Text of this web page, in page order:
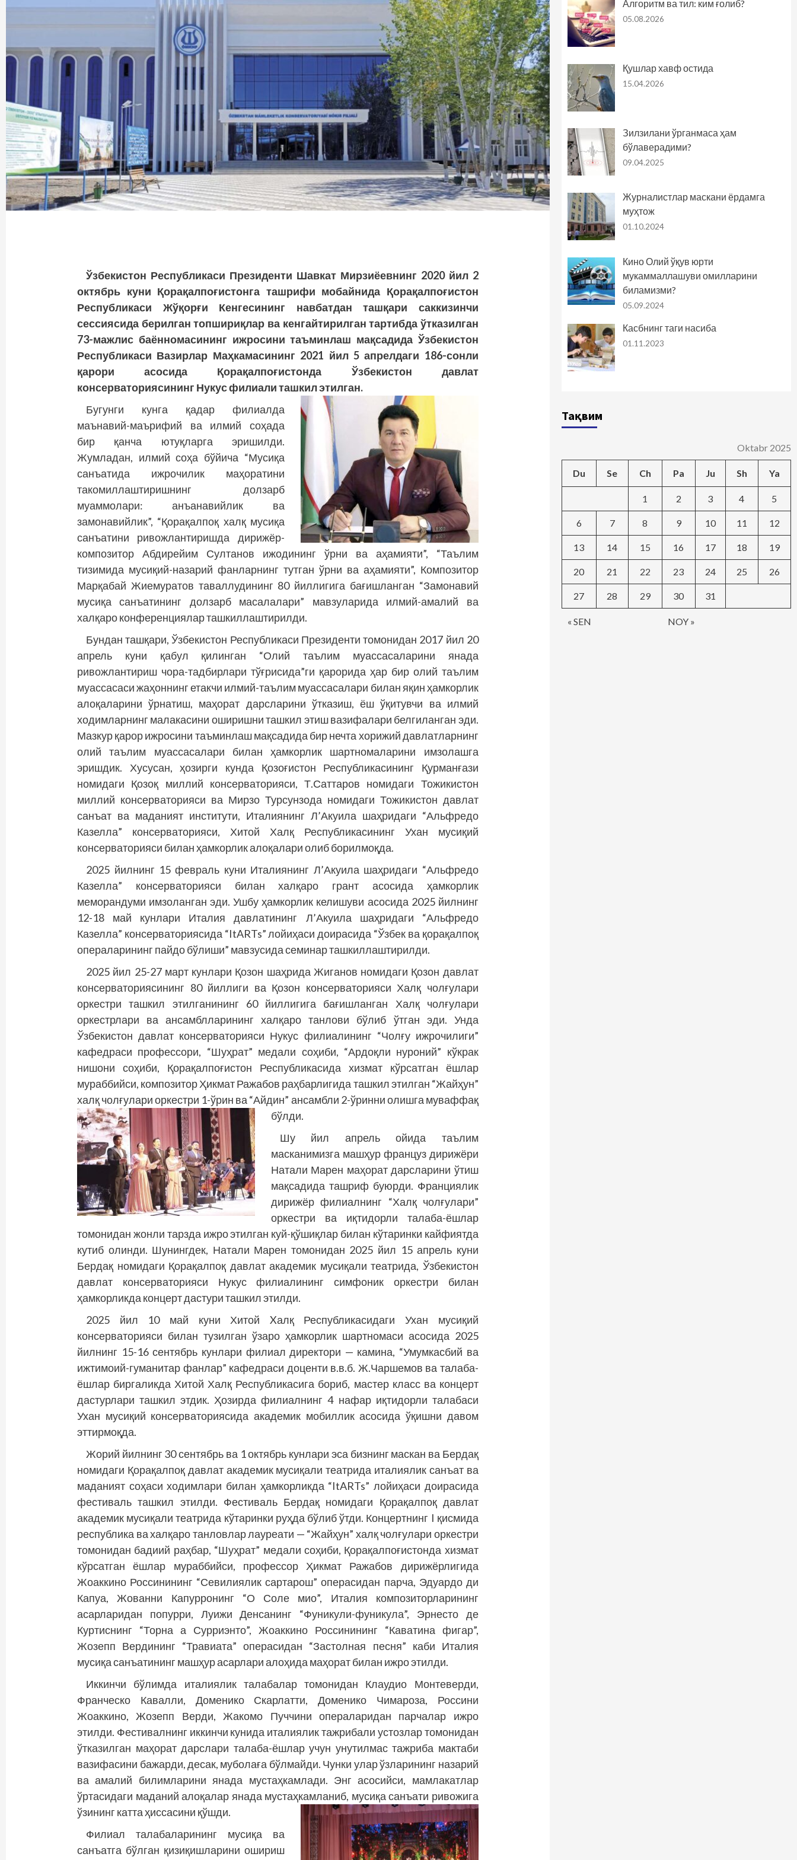
Ўзбекистон Республикаси Президенти Шавкат Мирзиёевнинг 2020 йил 2
октябрь куни Қорақалпоғистонга ташрифи мобайнида Қорақалпоғистон
Республикаси Жўқорғи Кенгесининг навбатдан ташқари саккизинчи
сессиясида берилган топшириқлар ва кенгайтирилган тартибда ўтказилган
73-мажлис баённомасининг ижросини таъминлаш мақсадида Ўзбекистон
Республикаси Вазирлар Маҳкамасининг 2021 йил 5 апрелдаги 186-сонли
қарори асосида Қорақалпоғистонда Ўзбекистон давлат
консерваториясининг Нукус филиали ташкил этилган.
Бугунги кунга қадар филиалда
маънавий-маърифий ва илмий соҳада
бир қанча ютуқларга эришилди.
Жумладан, илмий соҳа бўйича “Мусиқа
санъатида ижрочилик маҳоратини
такомиллаштиришнинг долзарб
муаммолари: анъанавийлик ва
замонавийлик”, “Қорақалпоқ халқ мусиқа
санъатини ривожлантиришда дирижёр-
композитор Абдирейим Султанов ижодининг ўрни ва аҳамияти”, “Таълим
тизимида мусиқий-назарий фанларнинг тутган ўрни ва аҳамияти”, Композитор
Марқабай Жиемуратов таваллудининг 80 йиллигига бағишланган “Замонавий
мусиқа санъатининг долзарб масалалари” мавзуларида илмий-амалий ва
халқаро конференциялар ташкиллаштирилди.
Бундан ташқари, Ўзбекистон Республикаси Президенти томонидан 2017 йил 20
апрель куни қабул қилинган “Олий таълим муассасаларини янада
ривожлантириш чора-тадбирлари тўғрисида”ги қарорида ҳар бир олий таълим
муассасаси жаҳоннинг етакчи илмий-таълим муассасалари билан яқин ҳамкорлик
алоқаларини ўрнатиш, маҳорат дарсларини ўтказиш, ёш ўқитувчи ва илмий
ходимларнинг малакасини оширишни ташкил этиш вазифалари белгиланган эди.
Мазкур қарор ижросини таъминлаш мақсадида бир нечта хорижий давлатларнинг
олий таълим муассасалари билан ҳамкорлик шартномаларини имзолашга
эришдик. Хусусан, ҳозирги кунда Қозоғистон Республикасининг Қурманғази
номидаги Қозоқ миллий консерваторияси, Т.Саттаров номидаги Тожикистон
миллий консерваторияси ва Мирзо Турсунзода номидаги Тожикистон давлат
санъат ва маданият институти, Италиянинг ­Л’Акуила шаҳридаги “Альфредо
Казелла” консерваторияси, Хитой Халқ Республикасининг Ухан мусиқий
консерваторияси билан ҳамкорлик алоқалари олиб борилмоқда.
2025 йилнинг 15 февраль куни Италиянинг Л’Акуила шаҳридаги “Альфредо
Казелла” консерваторияси билан халқаро грант асосида ҳамкорлик
меморандуми имзоланган эди. Ушбу ҳамкорлик келишуви асосида 2025 йилнинг
12-18 май кунлари Италия давлатининг Л’Акуила шаҳридаги “Альфредо
Казелла” консерваториясида “ItARTs” лойиҳаси доирасида “Ўзбек ва қорақалпоқ
операларининг пайдо бўлиши” мавзусида семинар ташкиллаштирилди.
2025 йил 25-27 март кунлари Қозон шаҳрида Жиганов номидаги Қозон давлат
консерваториясининг 80 йиллиги ва Қозон консерваторияси Халқ чолғулари
оркестри ташкил этилганининг 60 йиллигига бағишланган Халқ чолғулари
оркестрлари ва ансамблларининг халқаро танлови бўлиб ўтган эди. Унда
Ўзбекистон давлат консерваторияси Нукус филиалининг “Чолғу ижрочилиги”
кафедраси профессори, “Шуҳрат” медали соҳиби, “Ардоқли нуроний” кўкрак
нишони соҳиби, Қорақалпоғистон Республикасида хизмат кўрсатган ёшлар
мураббийси, композитор Ҳикмат Ражабов раҳбарлигида ташкил этилган “Жайҳун”
халқ чолғулари оркестри 1-ўрин ва “Айдин” ансамбли 2-ўринни олишга муваффақ
бўлди.
Шу йил апрель ойида таълим
масканимизга машҳур француз дирижёри
Натали Марен маҳорат дарсларини ўтиш
мақсадида ташриф буюрди. Франциялик
дирижёр филиалнинг “Халқ чолғулари”
оркестри ва иқтидорли талаба-ёшлар
томонидан жонли тарзда ижро этилган куй-қўшиқлар билан кўтаринки кайфиятда
кутиб олинди. Шунингдек, Натали Марен томонидан 2025 йил 15 апрель куни
Бердақ номидаги Қорақалпоқ давлат академик мусиқали театрида, Ўзбекистон
давлат консерваторияси Нукус филиалининг симфоник оркестри билан
ҳамкорликда концерт дастури ташкил этилди.
2025 йил 10 май куни Хитой Xалқ Республикасидаги Ухан мусиқий
консерваторияси билан тузилган ўзаро ҳамкорлик шартномаси асосида 2025
йилнинг 15-16 сентябрь кунлари филиал директори — камина, “Умумкасбий ва
ижтимоий-гуманитар фанлар” кафедраси доценти в.в.б. Ж.Чаршемов ва талаба-
ёшлар биргаликда Хитой Халқ Республикасига бориб, мастер класс ва концерт
дастурлари ташкил этдик. Ҳозирда филиалнинг 4 нафар иқтидорли талабаси
Ухан мусиқий консерваториясида академик мобиллик асосида ўқишни давом
эттирмоқда.
Жорий йилнинг 30 сентябрь ва 1 октябрь кунлари эса бизнинг маскан ва Бердақ
номидаги Қорақалпоқ давлат академик мусиқали театрида италиялик санъат ва
маданият соҳаси ходимлари билан ҳамкорликда “ItARTs” лойиҳаси доирасида
фестиваль ташкил этилди. Фестиваль Бердақ номидаги Қорақалпоқ давлат
академик мусиқали театрида кўтаринки руҳда бўлиб ўтди. Концертнинг I қисмида
республика ва халқаро танловлар лауреати — “Жайҳун” халқ чолғулари оркестри
томонидан бадиий раҳбар, “Шуҳрат” медали соҳиби, Қорақалпоғистонда хизмат
кўрсатган ёшлар мураббийси, профессор Ҳикмат Ражабов дирижёрлигида
Жоаккино Россинининг “Севилиялик сартарош” операсидан парча, Эдуардо ди
Капуа, Жованни Капурронинг “О Соле мио”, Италия композиторларининг
асарларидан попурри, Луижи Денсанинг “Фуникули-фуникула”, Эрнесто де
Куртиснинг “Торна а Сурриэнто”, Жоаккино Россинининг “Каватина фигар”,
Жозепп Вердининг “Травиата” операсидан “Застолная песня” каби Италия
мусиқа санъатининг машҳур асарлари алоҳида маҳорат билан ижро этилди.
Иккинчи бўлимда италиялик талабалар томонидан Клаудио Монтеверди,
Франческо Кавалли, Доменико Скарлатти, Доменико Чимароза, Россини
Жоаккино, Жозепп Верди, Жакомо Пуччини операларидан парчалар ижро
этилди. Фестивалнинг иккинчи кунида италиялик тажрибали устозлар томонидан
ўтказилган маҳорат дарслари талаба-ёшлар учун унутилмас тажриба мактаби
вазифасини бажарди, десак, муболаға бўлмайди. Чунки улар ўзларининг назарий
ва амалий билимларини янада мустаҳкамлади. Энг асосийси, мамлакатлар
ўртасидаги маданий алоқалар янада мустаҳкамланиб, мусиқа санъати ривожига
ўзининг катта ҳиссасини қўшди.
Филиал талабаларининг мусиқа ва
санъатга бўлган қизиқишларини ошириш
Алгоритм ва тил: ким ғолиб?
05.08.2026
Қушлар хавф остида
15.04.2026
Зилзилани ўрганмаса ҳам
бўлаверадими?
09.04.2025
Журналистлар маскани ёрдамга
муҳтож
01.10.2024
Кино Олий ўқув юрти
мукаммаллашуви омилларини
биламизми?
05.09.2024
Касбнинг таги насиба
01.11.2023
Тақвим
Oktabr 2025
Du Se Ch Pa Ju Sh Ya
« SEN NOY »
1 2 3 4 5
6 7 8 9 10 11 12
13 14 15 16 17 18 19
20 21 22 23 24 25 26
27 28 29 30 31